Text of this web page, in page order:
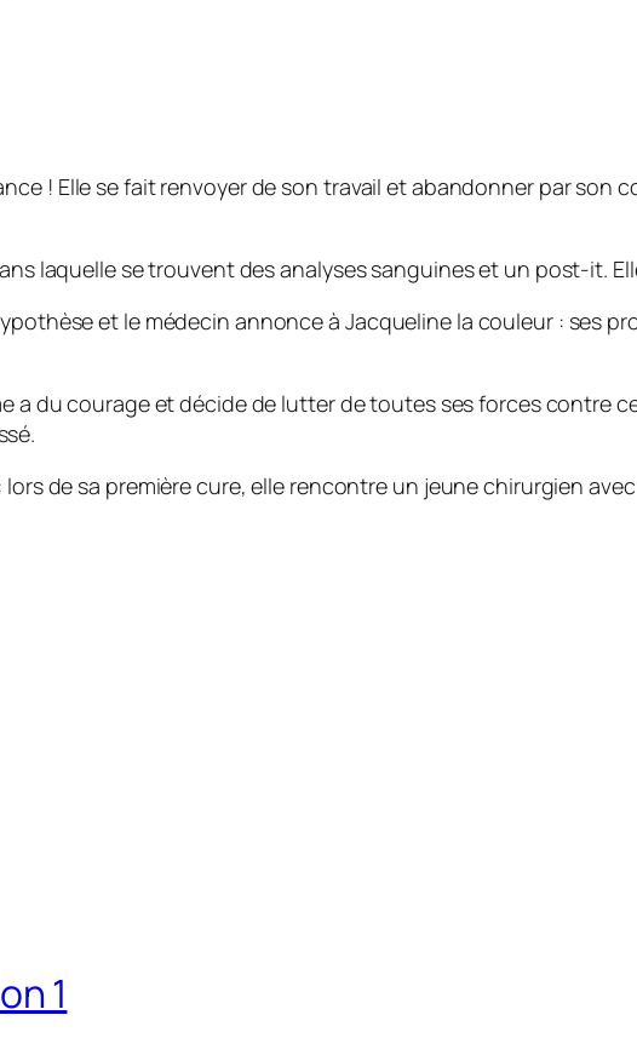
! Elle se fait renvoyer de son travail et abandonner par son
laquelle se trouvent des analyses sanguines et un post-it.
et le médecin annonce à Jacqueline la couleur : ses
a du courage et décide de lutter de toutes ses forces contre
de sa première cure, elle rencontre un jeune chirurgien
1